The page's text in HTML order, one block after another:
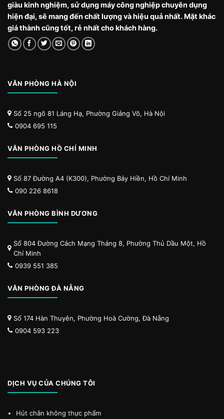
giàu kinh nghiệm, sử dụng máy công nghiệp chuyên dụng
hiện đại, sẽ mang đến chất lượng và hiệu quả nhất. Mặt khác
giá thành cũng tốt, rẻ nhất cho khách hàng.
VĂN PHÒNG HÀ NỘI
Số 25 ngõ 81 Láng Hạ, Phường Giảng Võ, Hà Nội
0904 695 115
VĂN PHÒNG HỒ CHÍ MINH
Số 87 Đường A4 (K300), Phường Bảy Hiền, Hồ Chí Minh
090 226 8618
VĂN PHÒNG BÌNH DƯƠNG
Số 804 Đường Cách Mạng Tháng 8, Phường Thủ Dầu Một, Hồ
Chí Minh
0939 551 385
VĂN PHÒNG ĐÀ NẴNG
Số 174 Hàn Thuyên, Phường Hoà Cường, Đà Nẵng
0904 593 223
DỊCH VỤ CỦA CHÚNG TÔI
Hút chân không thực phẩm